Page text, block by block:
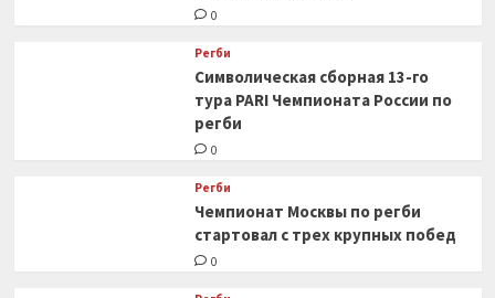
0
Регби
Символическая сборная 13-го
тура PARI Чемпионата России по
регби
0
Регби
Чемпионат Москвы по регби
стартовал с трех крупных побед
0